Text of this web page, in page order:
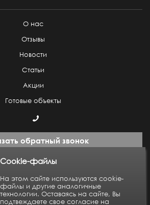
О нас
Отзывы
Новости
Статьи
Акции
Готовые объекты
обратный звонок
Пн-Пт: с 9:00 до 18:00
Карта сайта
Cookie-файлы
На этом сайте используются cookie-
файлы и другие аналогичные
технологии. Оставаясь на сайте, Вы
подтвеждаете свое согласие на